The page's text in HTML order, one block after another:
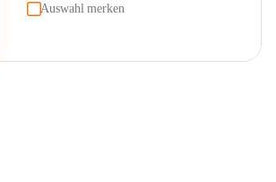
Auswahl merken